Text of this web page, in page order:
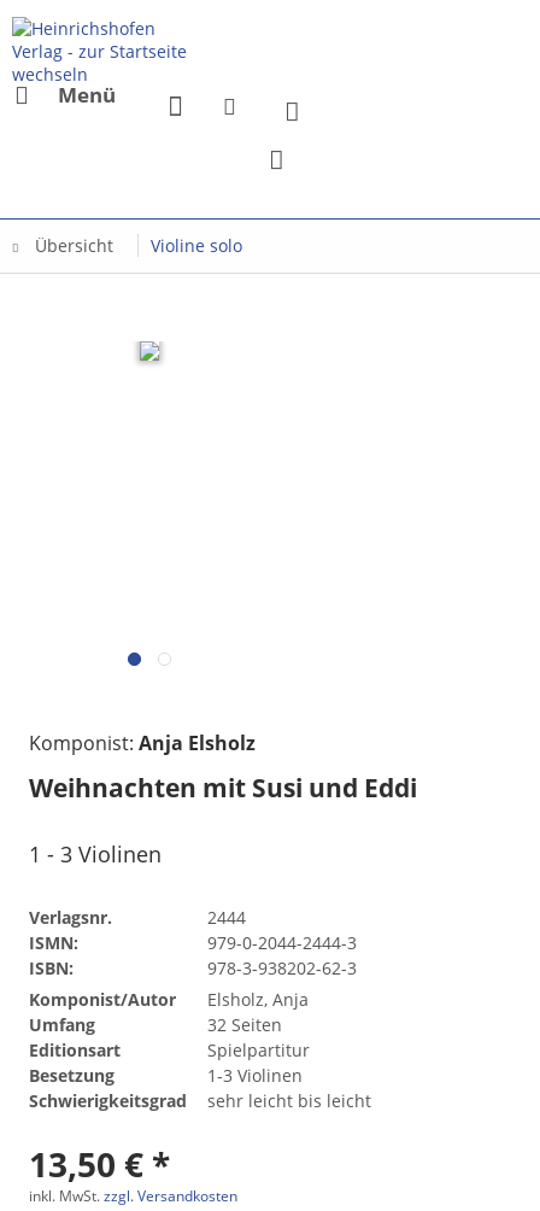
Menü
Übersicht Violine solo
Komponist: Anja Elsholz
Weihnachten mit Susi und Eddi
1 - 3 Violinen
Verlagsnr.
2444
ISMN:
979-0-2044-2444-3
ISBN:
978-3-938202-62-3
Komponist/Autor
Elsholz, Anja
Umfang
32 Seiten
Editionsart
Spielpartitur
Besetzung
1-3 Violinen
Schwierigkeitsgrad
sehr leicht bis leicht
13,50 € *
inkl. MwSt.zzgl. Versandkosten